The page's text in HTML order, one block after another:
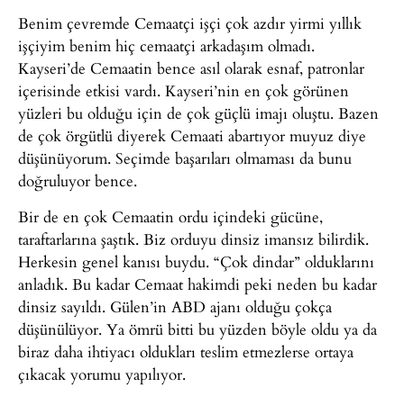
Benim çevremde Cemaatçi işçi çok azdır yirmi yıllık
işçiyim benim hiç cemaatçi arkadaşım olmadı.
Kayseri’de Cemaatin bence asıl olarak esnaf, patronlar
içerisinde etkisi vardı. Kayseri’nin en çok görünen
yüzleri bu olduğu için de çok güçlü imajı oluştu. Bazen
de çok örgütlü diyerek Cemaati abartıyor muyuz diye
düşünüyorum. Seçimde başarıları olmaması da bunu
doğruluyor bence.
Bir de en çok Cemaatin ordu içindeki gücüne,
taraftarlarına şaştık. Biz orduyu dinsiz imansız bilirdik.
Herkesin genel kanısı buydu. “Çok dindar” olduklarını
anladık. Bu kadar Cemaat hakimdi peki neden bu kadar
dinsiz sayıldı. Gülen’in ABD ajanı olduğu çokça
düşünülüyor. Ya ömrü bitti bu yüzden böyle oldu ya da
biraz daha ihtiyacı oldukları teslim etmezlerse ortaya
çıkacak yorumu yapılıyor.